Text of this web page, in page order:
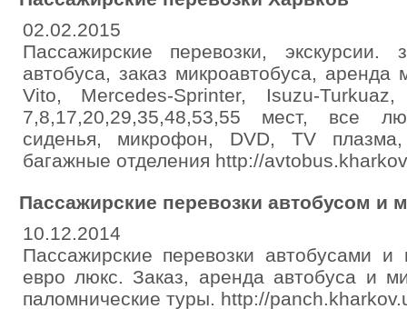
02.02.2015
Пассажирские перевозки, экскурсии.
автобуса, заказ микроавтобуса, аренда
Vito, Mercedes-Sprinter, Isuzu-
7,8,17,20,29,35,48,53,55 мест, все
сиденья, микрофон, DVD, TV
багажные отделения http://
Пассажирские перевозки автобусом и
10.12.2014
Пассажирские перевозки автобусами и
евро люкс. Заказ, аренда автобуса и
паломнические туры. http://